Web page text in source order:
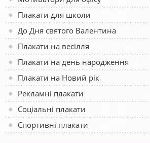
Плакати для школи
До Дня святого Валентина
Плакати на весілля
Плакати на день народження
Плакати на Новий рік
Рекламні плакати
Соціальні плакати
Спортивні плакати